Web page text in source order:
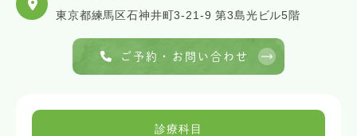
東京都練馬区石神井町3-21-9 第3島光ビル5階
ご予約・お問い合わせ
診療科目